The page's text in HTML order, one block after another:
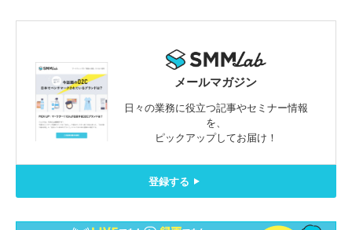
メールマガジン
日々の業務に役立つ記事やセミナー情報
を、
ピックアップしてお届け！
登録する